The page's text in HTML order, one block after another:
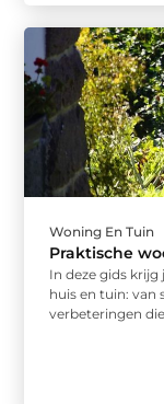
Woning En Tuin
Praktische
In deze gids
huis en tuin: van
verbeteringen die